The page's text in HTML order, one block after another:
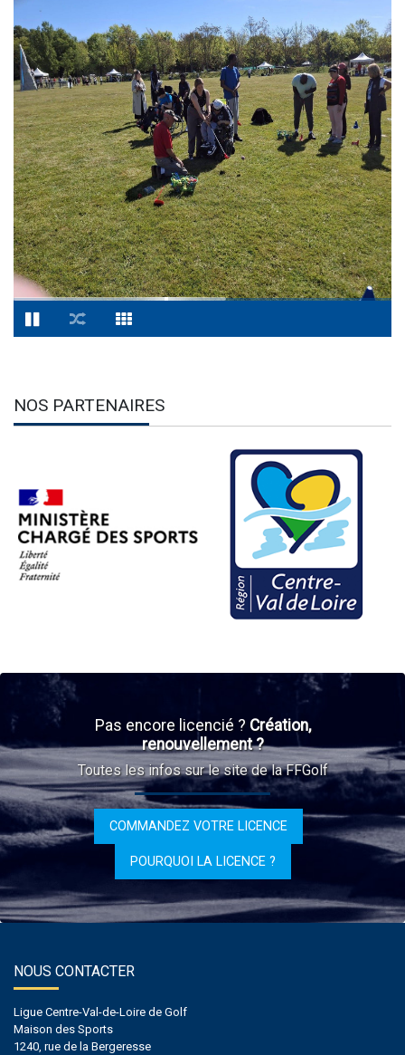
NOS PARTENAIRES
Pas encore licencié ? Création,
renouvellement ?
Toutes les infos sur le site de la FFGolf
COMMANDEZ VOTRE LICENCE
POURQUOI LA LICENCE ?
NOUS CONTACTER
Ligue Centre-Val-de-Loire de Golf
Maison des Sports
1240, rue de la Bergeresse